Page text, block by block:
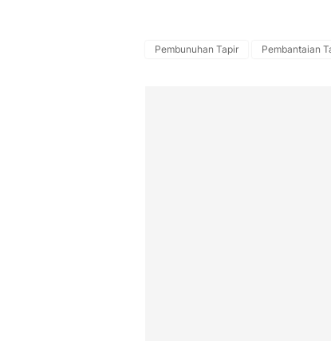
Pembunuhan Tapir Pembantaian